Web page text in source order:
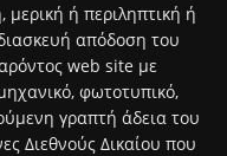
ή περιληπτική ή
απόδοση του
web site με
φωτοτυπικό,
γραπτή άδεια του
Διεθνούς Δικαίου που